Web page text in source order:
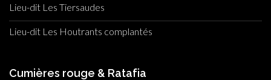
Lieu-dit Les Tiersaudes
Lieu-dit Les Houtrants complantés
Cumières rouge & Ratafia